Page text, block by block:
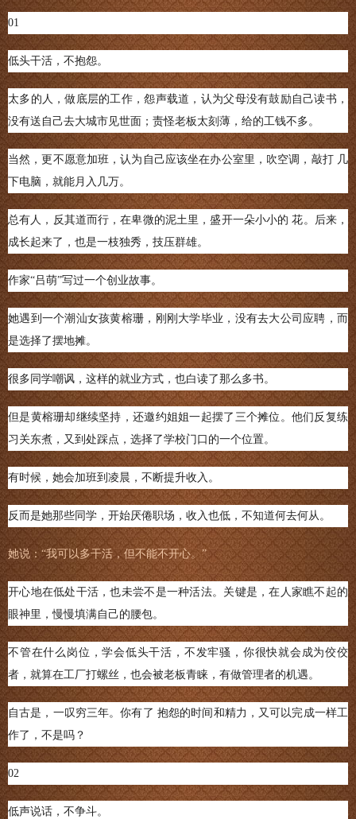
01
低头干活，不抱怨。
太多的人，做底层的工作，怨声载道，认为父母没有鼓励自己读书，
没有送自己去大城市见世面；责怪老板太刻薄，给的工钱不多。
当然，更不愿意加班，认为自己应该坐在办公室里，吹空调，敲打 几
下电脑，就能月入几万。
总有人，反其道而行，在卑微的泥土里，盛开一朵小小的 花。后来，
成长起来了，也是一枝独秀，技压群雄。
作家“吕萌”写过一个创业故事。
她遇到一个潮汕女孩黄榕珊，刚刚大学毕业，没有去大公司应聘，而
是选择了摆地摊。
很多同学嘲讽，这样的就业方式，也白读了那么多书。
但是黄榕珊却继续坚持，还邀约姐姐一起摆了三个摊位。他们反复练
习关东煮，又到处踩点，选择了学校门口的一个位置。
有时候，她会加班到凌晨，不断提升收入。
反而是她那些同学，开始厌倦职场，收入也低，不知道何去何从。
她说：“我可以多干活，但不能不开心。”
开心地在低处干活，也未尝不是一种活法。关键是，在人家瞧不起的
眼神里，慢慢填满自己的腰包。
不管在什么岗位，学会低头干活，不发牢骚，你很快就会成为佼佼
者，就算在工厂打螺丝，也会被老板青睐，有做管理者的机遇。
自古是，一叹穷三年。你有了 抱怨的时间和精力，又可以完成一样工
作了，不是吗？
02
低声说话，不争斗。